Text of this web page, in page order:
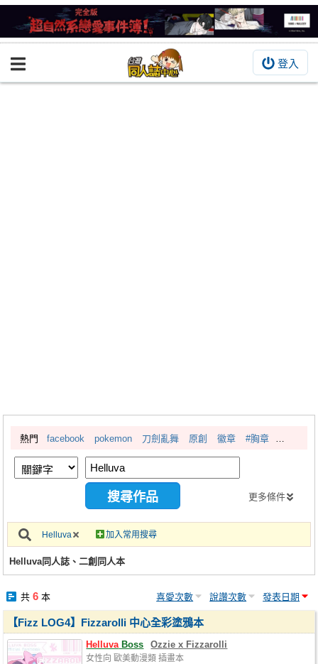
登入
BOOKY書集倉庫
繪圖藝廊
交流中心
攤位轉讓區
會員中心
註冊會員
熱門 facebook pokemon 刀劍亂舞 原創 徽章 #胸章
更多條件
Helluva 加入常用搜尋
Helluva同人誌、二創同人本
共 6本 喜愛次數 說讚次數 發表日期
【Fizz LOG4】Fizzarolli 中心全彩塗鴉本
HelluvaBoss Ozzie x Fizzarolli
女性向 歐美動漫類 插畫本